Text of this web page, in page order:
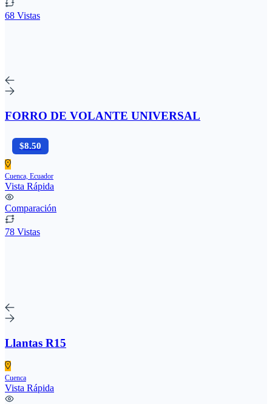
68 Vistas
FORRO DE VOLANTE UNIVERSAL
$8.50
Cuenca, Ecuador
Vista Rápida
Comparación
78 Vistas
Llantas R15
Cuenca
Vista Rápida